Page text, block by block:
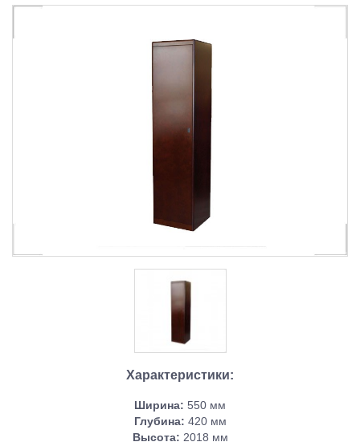
Характеристики:
Ширина: 550 мм
Глубина: 420 мм
Высота: 2018 мм